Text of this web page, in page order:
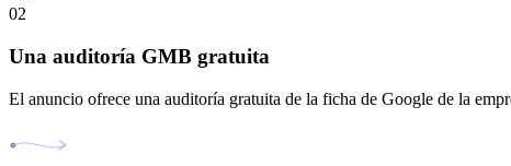
02
Una auditoría GMB gratuita
El anuncio ofrece una auditoría gratuita de la ficha de Google de la